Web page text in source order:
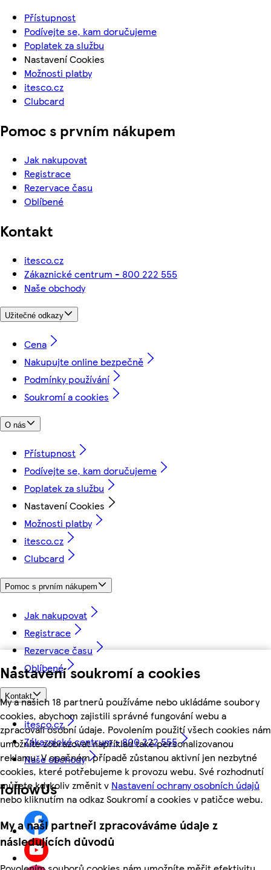
Nastavení soukromí a cookies
My a našich 18 partnerů používáme nebo ukládáme soubory
cookies, abychom zajistili správné fungování webu a
zpracovali osobní údaje. Povolením použití všech cookies nám
umožníte zobrazovat například také personalizovanou
reklamu. V opačném případě zůstanou aktivní jen nezbytné
cookies, které potřebujeme k provozu webu. Své rozhodnutí
můžete kdykoliv změnit v Nastavení ochrany osobních údajů
nebo kliknutím na odkaz Soukromí a cookies v patičce webu.
My a naši partneři zpracováváme údaje z
následujících důvodů
Přístupnost
Podívejte se, kam doručujeme
Poplatek za službu
Nastavení Cookies
Možnosti platby
itesco.cz
Clubcard
Pomoc s prvním nákupem
Jak nakupovat
Registrace
Rezervace času
Oblíbené
Kontakt
itesco.cz
Zákaznické centrum - 800 222 555
Naše obchody
Užitečné odkazy
Cena
Nakupujte online bezpečně
Podmínky používání
Soukromí a cookies
O nás
Přístupnost
Podívejte se, kam doručujeme
Poplatek za službu
Nastavení Cookies
Možnosti platby
itesco.cz
Clubcard
Pomoc s prvním nákupem
Jak nakupovat
Registrace
Rezervace času
Oblíbené
Kontakt
itesco.cz
Zákaznické centrum - 800 222 555
Naše obchody
followUs